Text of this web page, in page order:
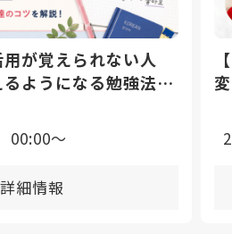
が覚えられない人
ようになる勉強法と
00:00〜
詳細情報